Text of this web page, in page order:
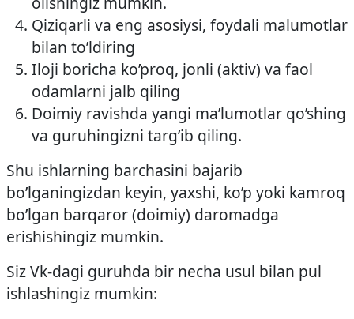
Qiziqarli va eng asosiysi, foydali malumotlar
bilan to’ldiring
Iloji boricha ko’proq, jonli (aktiv) va faol
odamlarni jalb qiling
Doimiy ravishda yangi ma’lumotlar qo’shing
va guruhingizni targ’ib qiling.
Shu ishlarning barchasini bajarib
bo’lganingizdan keyin, yaxshi, ko’p yoki kamroq
bo’lgan barqaror (doimiy) daromadga
erishishingiz mumkin.
Siz Vk-dagi guruhda bir necha usul bilan pul
ishlashingiz mumkin: